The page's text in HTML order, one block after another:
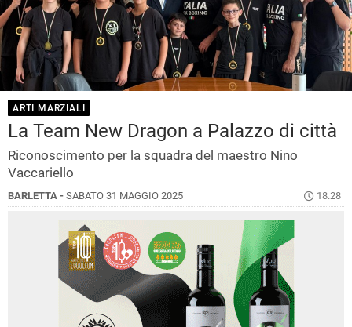
ARTI MARZIALI
La Team New Dragon a Palazzo di città
Riconoscimento per la squadra del maestro Nino
Vaccariello
BARLETTA - SABATO 31 MAGGIO 2025 18.28